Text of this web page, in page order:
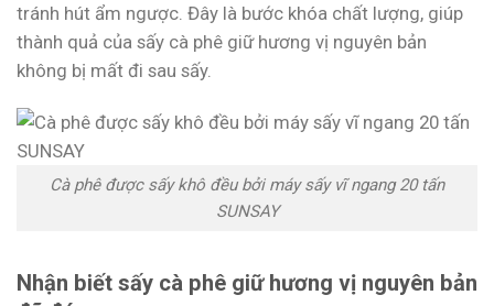
tránh hút ẩm ngược. Đây là bước khóa chất lượng, giúp
thành quả của sấy cà phê giữ hương vị nguyên bản
không bị mất đi sau sấy.
Cà phê được sấy khô đều bởi máy sấy vĩ ngang 20 tấn
SUNSAY
Nhận biết sấy cà phê giữ hương vị nguyên bản